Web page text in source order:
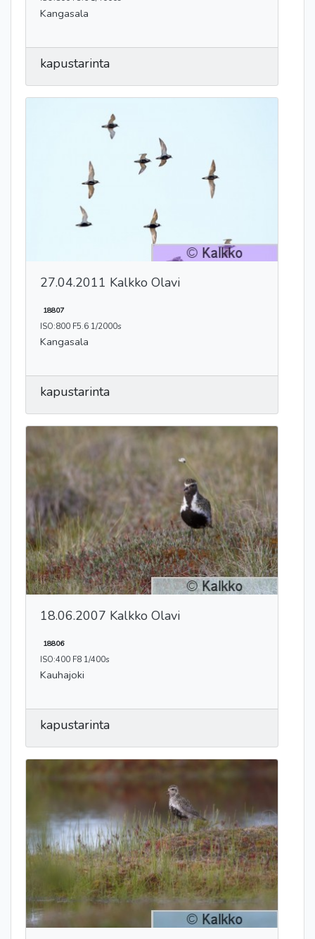
Kangasala
kapustarinta
27.04.2011 Kalkko Olavi
18807
ISO:800 F5.6 1/2000s
Kangasala
kapustarinta
18.06.2007 Kalkko Olavi
18806
ISO:400 F8 1/400s
Kauhajoki
kapustarinta